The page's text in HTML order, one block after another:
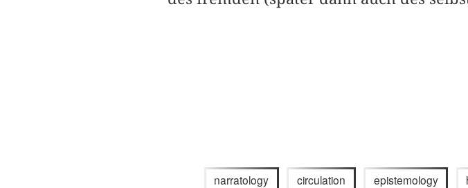
narratology circulation epistemology